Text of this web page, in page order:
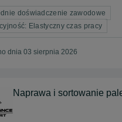
doświadczenie zawodowe
Elastyczny czas pracy
dnia 03 sierpnia 2026
Naprawa i sortowanie